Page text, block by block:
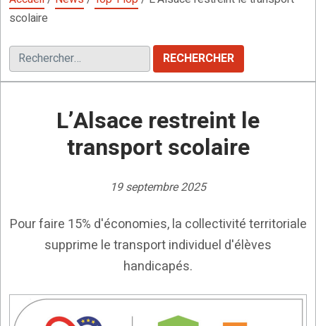
MENU
scolaire
Rechercher :
L’Alsace restreint le
transport scolaire
19 septembre 2025
Pour faire 15% d'économies, la collectivité territoriale
supprime le transport individuel d'élèves
handicapés.